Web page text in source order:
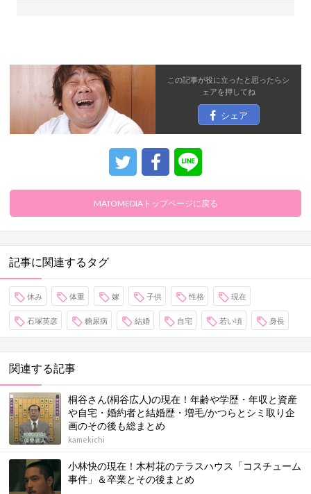
この記事が役に立ったと思ったらシ
ェアを押してね
シェア
MATOMEDIAトップページに戻る
記事に関連するタグ
休み 体重 嫁 子供 性格 現在
石塚英彦 糖尿病 結婚 自宅 若い頃 身長
関連する記事
桐谷さん(桐谷広人)の現在！年齢や学歴・年収と資産
や自宅・婚約者と結婚歴・増毛/かつらとシミ取り企
画のその後も総まとめ
kamekichi
小林快の現在！木村花のテラスハウス「コスチューム
事件」＆卒業とその後まとめ